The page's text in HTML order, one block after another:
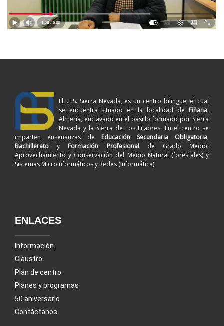
El I.E.S. Sierra Nevada, es un centro bilingüe, el cual
se encuentra situado en la localidad de Fiñana,
Almería, enclavado en el pasillo formado por Sierra
Nevada y la Sierra de Los Filabres. En el centro se
imparten enseñanzas de Educación Secundaria Obligatoria,
Bachillerato y Formación Profesionalde Grado Medio:
Aprovechamiento y Conservación del Medio Natural (forestales) y
Sistemas Microinformáticos y Redes (informática)
ENLACES
Información
Claustro
Plan de centro
Planes y programas
50 aniversario
Contáctanos